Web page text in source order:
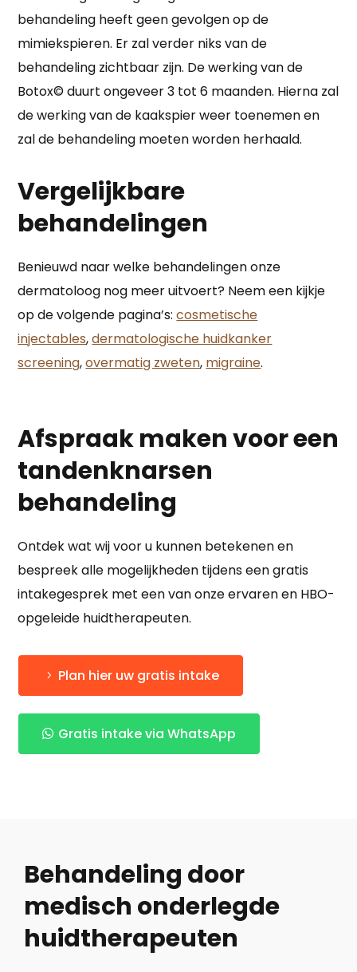
behandeling heeft geen gevolgen op de
mimiekspieren. Er zal verder niks van de
behandeling zichtbaar zijn. De werking van de
Botox© duurt ongeveer 3 tot 6 maanden. Hierna zal
de werking van de kaakspier weer toenemen en
zal de behandeling moeten worden herhaald.
Vergelijkbare
behandelingen
Benieuwd naar welke behandelingen onze
dermatoloog nog meer uitvoert? Neem een kijkje
op de volgende pagina’s:cosmetische
injectables,dermatologische huidkanker
screening,overmatig zweten, migraine.
Afspraak maken voor een
tandenknarsen
behandeling
Ontdek wat wij voor u kunnen betekenen en
bespreek alle mogelijkheden tijdens een gratis
intakegesprek met een van onze ervaren en HBO-
opgeleide huidtherapeuten.
Plan hier uw gratis intake
Gratis intake via WhatsApp
Behandeling door
medisch onderlegde
huidtherapeuten